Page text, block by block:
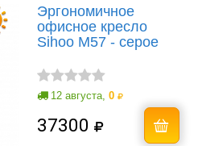
Эргономичное
офисное кресло
Sihoo M57 - серое
12 августа, 0
37300